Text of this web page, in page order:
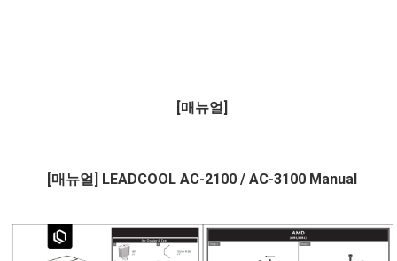
[매뉴얼]
[매뉴얼] LEADCOOL AC-2100 / AC-3100 Manual